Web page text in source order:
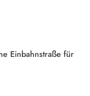
Einbahnstraße für